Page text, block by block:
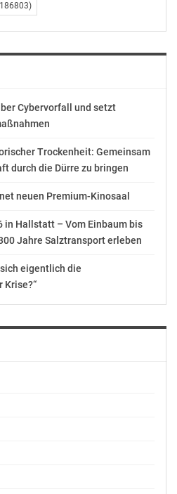
und von Partnern
zehn Veranstaltungen pro
und Networking im real life
Technologien
der Digital Business Trends
)
)
Elektronikindustrie (FEEI)
Cybervorfall und setzt
Trockenheit: Gemeinsam
durch die Dürre zu bringen
neuen Premium-Kinosaal
in Hallstatt – Vom Einbaum bis
Jahre Salztransport erleben
eigentlich die
Krise?“